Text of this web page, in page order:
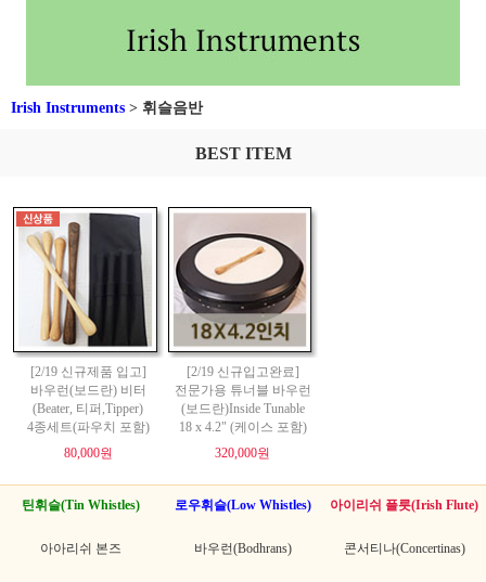
Irish Instruments > 휘슬음반
BEST ITEM
[2/19 신규제품 입고]
바우런(보드란) 비터
(Beater, 티퍼,Tipper)
4종세트(파우치 포함)
80,000원
[2/19 신규입고완료]
전문가용 튜너블 바우런
(보드란)Inside Tunable
18 x 4.2" (케이스 포함)
320,000원
틴휘슬(Tin Whistles) 로우휘슬(Low Whistles) 아이리쉬 플릇(Irish Flute)
아아리쉬 본즈 바우런(Bodhrans) 콘서티나(Concertinas)